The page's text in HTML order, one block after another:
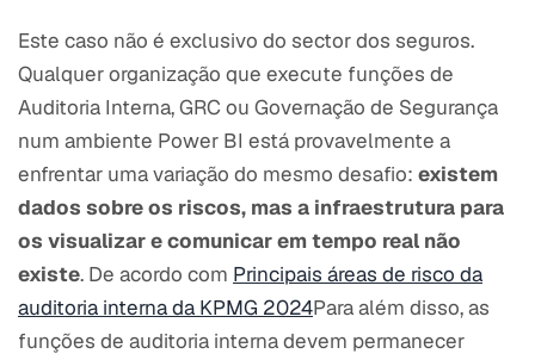
Este caso não é exclusivo do sector dos seguros.
Qualquer organização que execute funções de
Auditoria Interna, GRC ou Governação de Segurança
num ambiente Power BI está provavelmente a
enfrentar uma variação do mesmo desafio: existem
dados sobre os riscos, mas a infraestrutura para
os visualizar e comunicar em tempo real não
existe. De acordo com Principais áreas de risco da
auditoria interna da KPMG 2024Para além disso, as
funções de auditoria interna devem permanecer